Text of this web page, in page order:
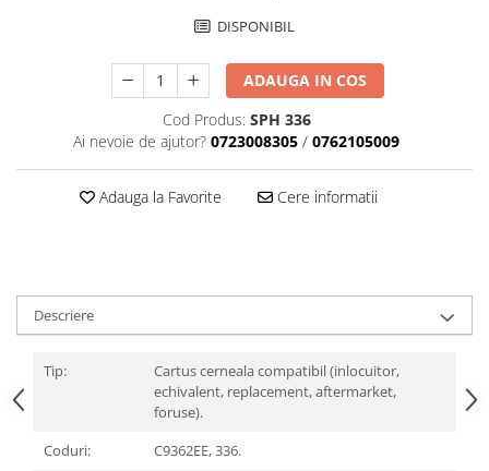
DISPONIBIL
ADAUGA IN COS
Cod Produs: SPH 336
Ai nevoie de ajutor? 0723008305 / 0762105009
Adauga la Favorite Cere informatii
Descriere
Tip:
Cartus cerneala compatibil (inlocuitor,
echivalent, replacement, aftermarket,
foruse).
Coduri:
C9362EE, 336.